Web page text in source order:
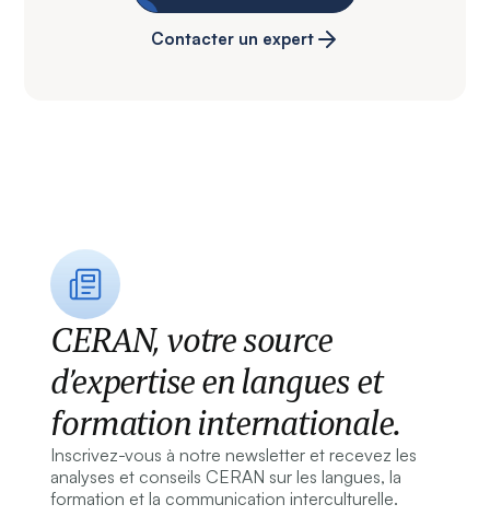
Contacter un expert
CERAN, votre source
d’expertise en langues et
formation internationale.
Inscrivez-vous à notre newsletter et recevez les
analyses et conseils CERAN sur les langues, la
formation et la communication interculturelle.